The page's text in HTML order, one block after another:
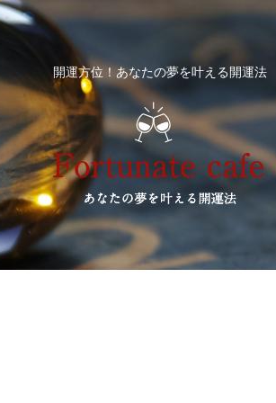
開運方位！あなたの夢を叶える開運法